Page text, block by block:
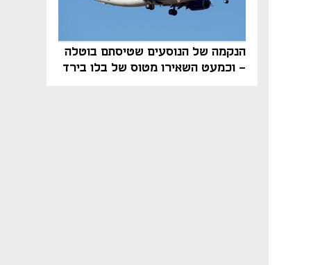
הנקמה של הנוסעים שטיסתם בוטלה
- וכמעט השאירו מטוס של בלו בירד